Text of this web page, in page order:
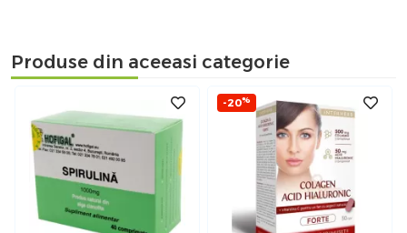
Produse din aceeasi categorie
-20%